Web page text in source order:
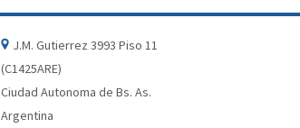
J.M. Gutierrez 3993 Piso 11
(C1425ARE)
Ciudad Autonoma de Bs. As.
Argentina